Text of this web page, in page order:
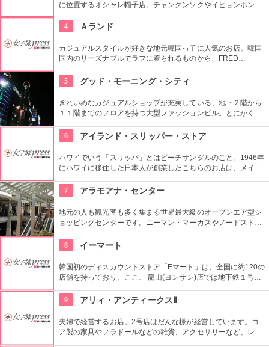
に位置するオシャレ帽子店。チャングンソクやイビョンホンな
ども御用達で、店内には彼らが着用したものと同じデザインの
物も。１つ１つ丁寧にこだわって作られているので丈夫で長持
4 Ａランド
カジュアルスタイルが好きな地元韓国っ子に人気のお店。韓国
国内のリーズナブルでラフに着られるものから、FRED
ジものまで、各ジャンルのファッションをフロア別に楽しめる
のが特徴。
5 グッド・モーニング・シティ
きれいめなカジュアルショップが充実している、地下２階から
１１階までのフロアを持つ大型ファッションビル。とにかく品
はフードコートになっているので、休憩しながらも出来て
Good！９階から１１階には映画館も入っているので、韓国語
での映画も楽しめます。
6 アイランド・スリッパー・ストア
ハワイでいう「スリッパ」とはビーチサンダルのこと。1946年
にハワイに移住した日本人が創業したこちらのお店は、メイド
寧につくられ、「履き心地の良さがバツグン」と評判です。
7 アラモアナ・センター
地元の人も観光客も多く集まる世界最大級のオープンエア型シ
ョッピングセンターです。ニーマン・マーカスやノードストロ
ンドもたくさんあるのも、見逃せませんね。
8 イーマート
韓国初のディスカウントストア「Eマート」は、全国に約120の
店舗を持っており、ここ、 龍山(ヨンサン)店では地下鉄１号線･
など様々なエンターテインメントが楽しめる複合ショッピング
モール「Iパークモール」の地下１・２階にある。外国人観光客
に人気の韓国の焼酎や海苔、伝統茶などが現地価格で販売して
いるので土産にぴったり。
9 アリィ・アンティークスⅡ
夫婦で経営するお店。2号店はだんな様が経営しています。コ
ア製の家具やフラドールなどの雑貨、アクセサリーなど、レト